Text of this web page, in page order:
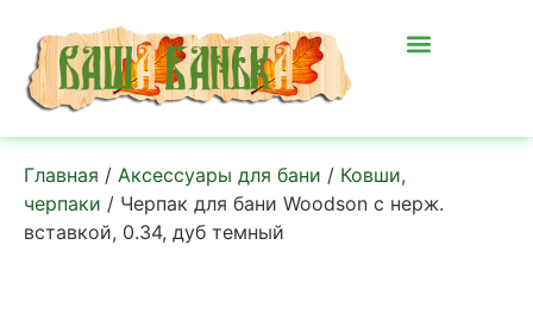
Главная / Аксессуары для бани / Ковши,
черпаки / Черпак для бани Woodson с нерж.
вставкой, 0.34, дуб темный